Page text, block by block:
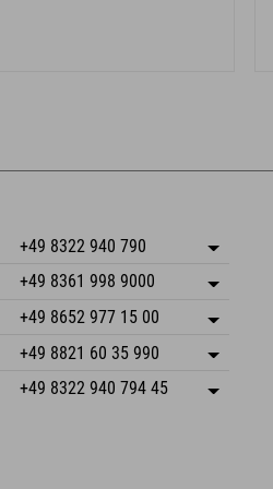
+49 8322 940 790
Adresse speichern
Buchen
+49 8361 998 9000
Adresse speichern
Buchen
+49 8652 977 15 00
Adresse speichern
Buchen
+49 8821 60 35 990
Adresse speichern
+49 8322 940 794 45